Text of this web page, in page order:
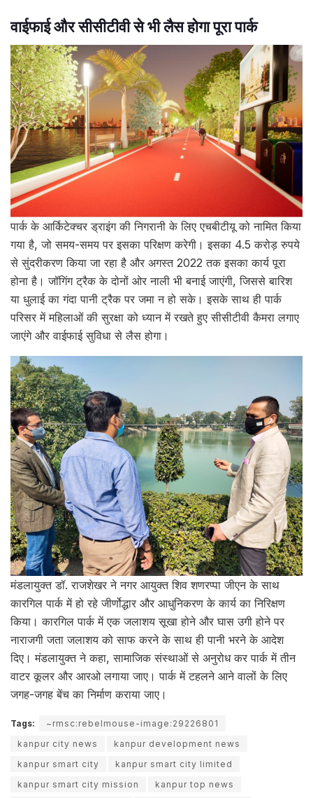
वाईफाई और सीसीटीवी से भी लैस होगा पूरा पार्क
पार्क के आर्किटेक्चर ड्राइंग की निगरानी के लिए एचबीटीयू को नामित किया
गया है, जो समय-समय पर इसका परिक्षण करेगी। इसका 4.5 करोड़ रुपये
से सुंदरीकरण किया जा रहा है और अगस्त 2022 तक इसका कार्य पूरा
होना है। जॉगिंग ट्रैक के दोनों ओर नाली भी बनाई जाएंगी, जिससे बारिश
या धुलाई का गंदा पानी ट्रैक पर जमा न हो सके। इसके साथ ही पार्क
परिसर में महिलाओं की सुरक्षा को ध्यान में रखते हुए सीसीटीवी कैमरा लगाए
जाएंगे और वाईफाई सुविधा से लैस होगा।
मंडलायुक्त डॉ. राजशेखर ने नगर आयुक्त शिव शणरप्पा जीएन के साथ
कारगिल पार्क में हो रहे जीर्णोद्धार और आधुनिकरण के कार्य का निरिक्षण
किया। कारगिल पार्क में एक जलाशय सूखा होने और घास उगी होने पर
नाराजगी जता जलाशय को साफ करने के साथ ही पानी भरने के आदेश
दिए। मंडलायुक्त ने कहा, सामाजिक संस्थाओं से अनुरोध कर पार्क में तीन
वाटर कूलर और आरओ लगाया जाए। पार्क में टहलने आने वालों के लिए
जगह-जगह बेंच का निर्माण कराया जाए।
Tags:
~rmsc:rebelmouse-image:29226801
kanpur city news
kanpur development news
kanpur smart city
kanpur smart city limited
kanpur smart city mission
kanpur top news